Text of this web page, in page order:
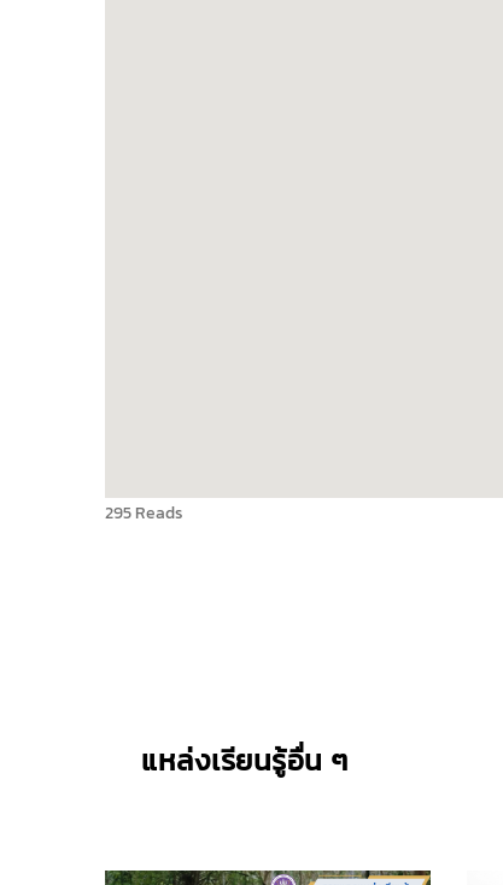
295 Reads
แหล่งเรียนรู้อื่น ๆ